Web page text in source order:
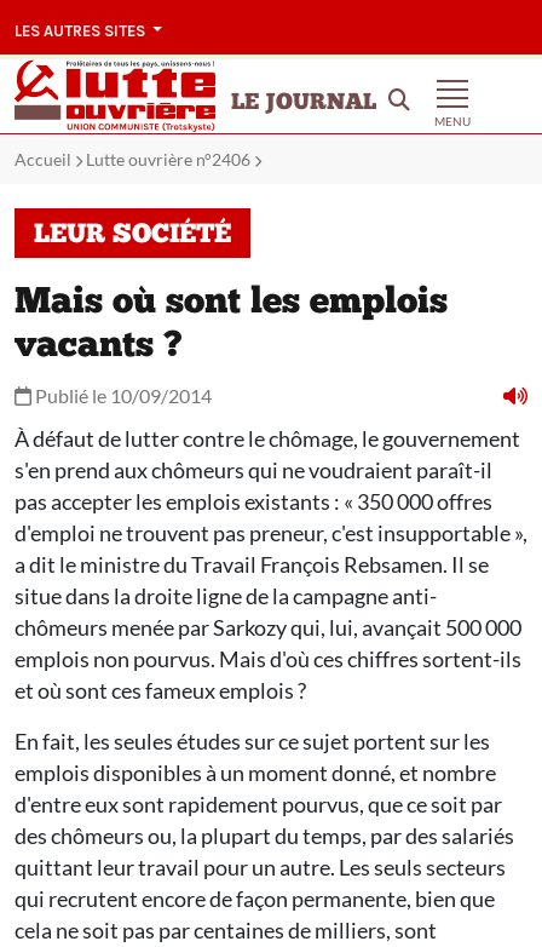
LES AUTRES SITES
LE JOURNAL
MENU
Accueil Lutte ouvrière n°2406
LEUR SOCIÉTÉ
Mais où sont les emplois
vacants ?
Publié le 10/09/2014
À défaut de lutter contre le chômage, le gouvernement
s'en prend aux chômeurs qui ne voudraient paraît-il
pas accepter les emplois existants : « 350 000 offres
d'emploi ne trouvent pas preneur, c'est insupportable »,
a dit le ministre du Travail François Rebsamen. Il se
situe dans la droite ligne de la campagne anti-
chômeurs menée par Sarkozy qui, lui, avançait 500 000
emplois non pourvus. Mais d'où ces chiffres sortent-ils
et où sont ces fameux emplois ?
En fait, les seules études sur ce sujet portent sur les
emplois disponibles à un moment donné, et nombre
d'entre eux sont rapidement pourvus, que ce soit par
des chômeurs ou, la plupart du temps, par des salariés
quittant leur travail pour un autre. Les seuls secteurs
qui recrutent encore de façon permanente, bien que
cela ne soit pas par centaines de milliers, sont